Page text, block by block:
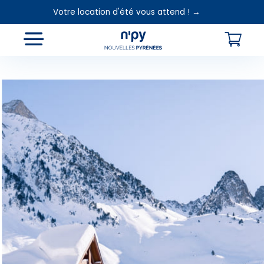
Votre location d'été vous attend ! →
Choisissez votre forfait